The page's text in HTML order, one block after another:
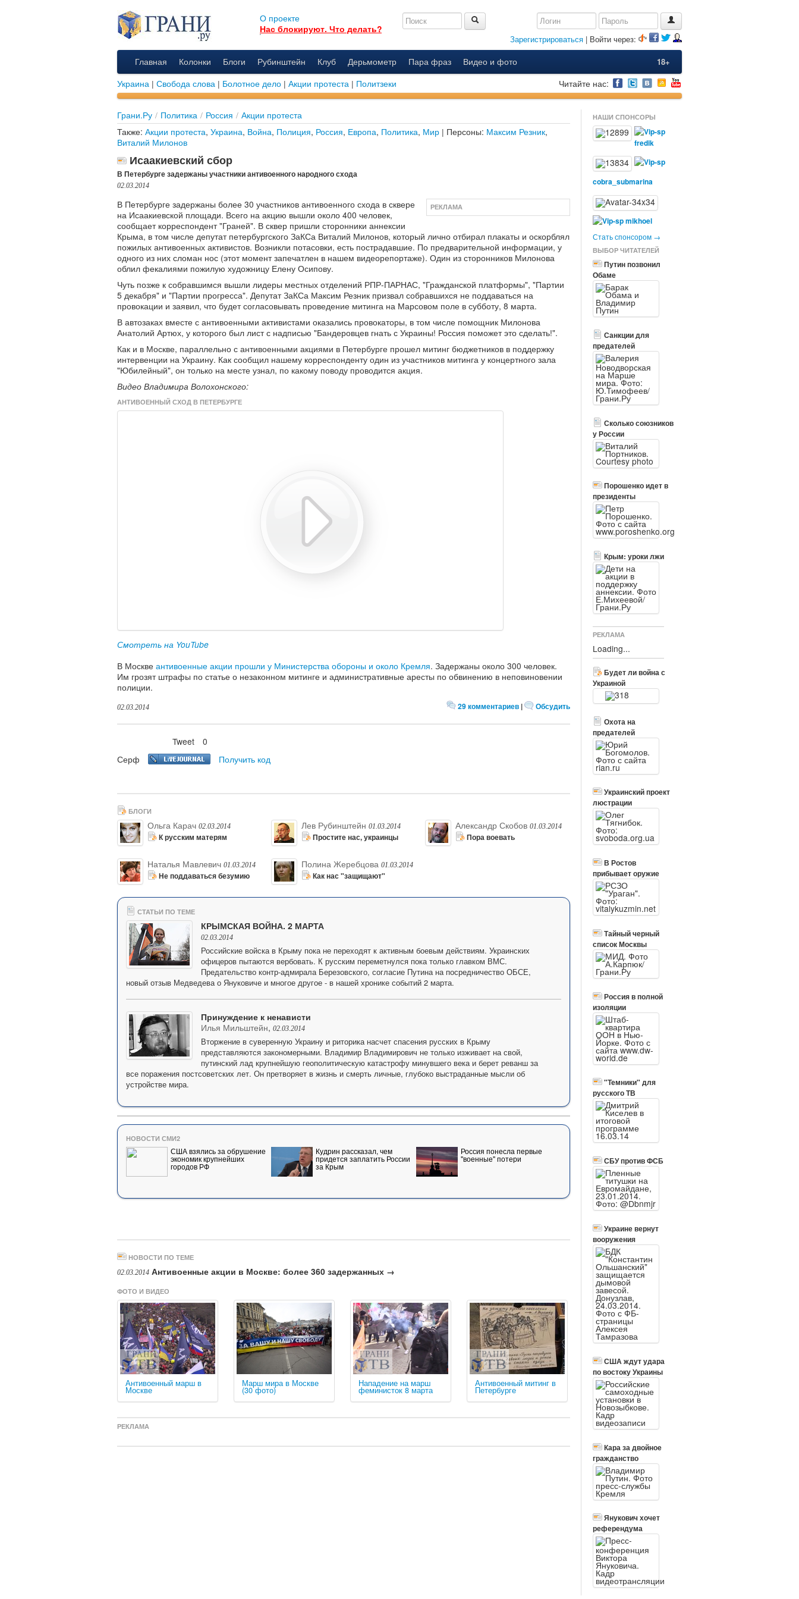
О проекте
Нас блокируют. Что делать?
Зарегистрироваться | Войти через:
18+
Главная Колонки Блоги Рубинштейн Клуб Дерьмометр Пара фраз
Видео и фото
Украина | Свобода слова | Болотное дело | Акции протеста | Политзеки Читайте нас:
Грани.Ру / Политика / Россия / Акции протеста
Также: Акции протеста, Украина, Война, Полиция, Россия, Европа, Политика, Мир | Персоны: Максим Резник,
Виталий Милонов
Исаакиевский сбор
В Петербурге задержаны участники антивоенного народного схода
02.03.2014
РЕКЛАМА
В Петербурге задержаны более 30 участников антивоенного схода в сквере
на Исаакиевской площади. Всего на акцию вышли около 400 человек,
сообщает корреспондент "Граней". В сквер пришли сторонники аннексии
Крыма, в том числе депутат петербургского ЗаКСа Виталий Милонов, который лично отбирал плакаты и оскорблял
пожилых антивоенных активистов. Возникли потасовки, есть пострадавшие. По предварительной информации, у
одного из них сломан нос (этот момент запечатлен в нашем видеорепортаже). Один из сторонников Милонова
облил фекалиями пожилую художницу Елену Осипову.
Чуть позже к собравшимся вышли лидеры местных отделений РПР-ПАРНАС, "Гражданской платформы", "Партии
5 декабря" и "Партии прогресса". Депутат ЗаКСа Максим Резник призвал собравшихся не поддаваться на
провокации и заявил, что будет согласовывать проведение митинга на Марсовом поле в субботу, 8 марта.
В автозаках вместе с антивоенными активистами оказались провокаторы, в том числе помощник Милонова
Анатолий Артюх, у которого был лист с надписью "Бандеровцев гнать с Украины! Россия поможет это сделать!".
Как и в Москве, параллельно с антивоенными акциями в Петербурге прошел митинг бюджетников в поддержку
интервенции на Украину. Как сообщил нашему корреспонденту один из участников митинга у концертного зала
"Юбилейный", он только на месте узнал, по какому поводу проводится акция.
Видео Владимира Волохонского:
АНТИВОЕННЫЙ СХОД В ПЕТЕРБУРГЕ
Смотреть на YouTube
В Москве антивоенные акции прошли у Министерства обороны и около Кремля. Задержаны около 300 человек.
Им грозят штрафы по статье о незаконном митинге и административные аресты по обвинению в неповиновении
полиции.
29 комментариев | Обсудить
02.03.2014
Tweet
0
Серф
Получить код
БЛОГИ
Ольга Карач 02.03.2014
К русским матерям
Лев Рубинштейн 01.03.2014
Простите нас, украинцы
Александр Скобов 01.03.2014
Пора воевать
Наталья Мавлевич 01.03.2014
Не поддаваться безумию
Полина Жеребцова 01.03.2014
Как нас "защищают"
СТАТЬИ ПО ТЕМЕ
КРЫМСКАЯ ВОЙНА. 2 МАРТА
02.03.2014
Российские войска в Крыму пока не переходят к активным боевым действиям. Украинских
офицеров пытаются вербовать. К русским переметнулся пока только главком ВМС.
Предательство контр-адмирала Березовского, согласие Путина на посредничество ОБСЕ,
новый отзыв Медведева о Януковиче и многое другое - в нашей хронике событий 2 марта.
Принуждение к ненависти
Илья Мильштейн, 02.03.2014
Вторжение в суверенную Украину и риторика насчет спасения русских в Крыму
представляются закономерными. Владимир Владимирович не только изживает на свой,
путинский лад крупнейшую геополитическую катастрофу минувшего века и берет реванш за
все поражения постсоветских лет. Он претворяет в жизнь и смерть личные, глубоко выстраданные мысли об
устройстве мира.
НОВОСТИ СМИ2
США взялись за обрушение
экономик крупнейших
городов РФ
Кудрин рассказал, чем
придется заплатить России
за Крым
Россия понесла первые
"военные" потери
НОВОСТИ ПО ТЕМЕ
02.03.2014 Антивоенные акции в Москве: более 360 задержанных →
ФОТО И ВИДЕО
Антивоенный марш в
Москве
Марш мира в Москве
(30 фото)
Нападение на марш
феминисток 8 марта
Антивоенный митинг в
Петербурге
РЕКЛАМА
НАШИ СПОНСОРЫ
fredik
cobra_submarina
mikhoel
Стать спонсором →
ВЫБОР ЧИТАТЕЛЕЙ
Путин позвонил
Обаме
Санкции для
предателей
Сколько союзников
у России
Порошенко идет в
президенты
Крым: уроки лжи
РЕКЛАМА
Loading...
Будет ли война с
Украиной
Охота на
предателей
Украинский проект
люстрации
В Ростов
прибывает оружие
Тайный черный
список Москвы
Россия в полной
изоляции
"Темники" для
русского ТВ
СБУ против ФСБ
Украине вернут
вооружения
США ждут удара
по востоку Украины
Кара за двойное
гражданство
Янукович хочет
референдума